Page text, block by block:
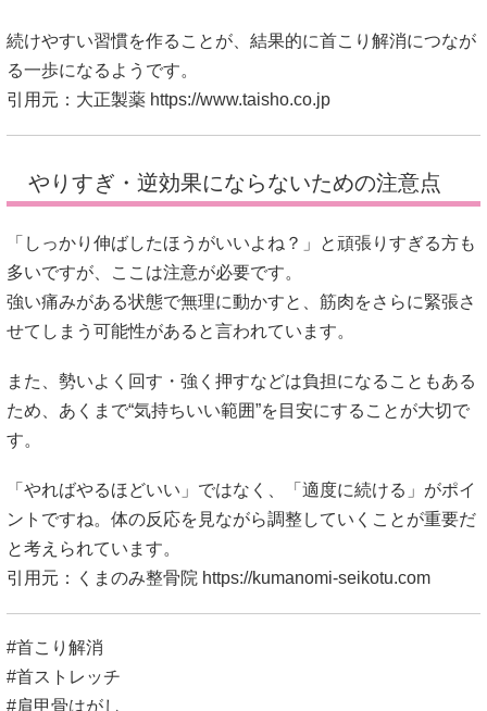
続けやすい習慣を作ることが、結果的に首こり解消につなが
る一歩になるようです。
引用元：大正製薬 https://www.taisho.co.jp
やりすぎ・逆効果にならないための注意点
「しっかり伸ばしたほうがいいよね？」と頑張りすぎる方も
多いですが、ここは注意が必要です。
強い痛みがある状態で無理に動かすと、筋肉をさらに緊張さ
せてしまう可能性があると言われています。
また、勢いよく回す・強く押すなどは負担になることもある
ため、あくまで“気持ちいい範囲”を目安にすることが大切で
す。
「やればやるほどいい」ではなく、「適度に続ける」がポイ
ントですね。体の反応を見ながら調整していくことが重要だ
と考えられています。
引用元：くまのみ整骨院 https://kumanomi-seikotu.com
#首こり解消
#首ストレッチ
#肩甲骨はがし